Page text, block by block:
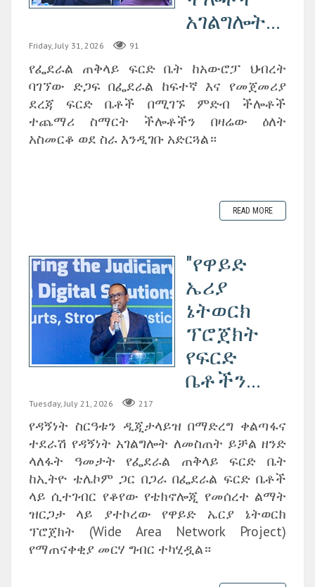
አገልግሎት...
Friday, July 31, 2026 91
የፌደራል ጠቅላይ ፍርድ ቤት ከአውሮፓ ህብረት
ባገኘው ድጋፍ በፌደራል ከፍተኛ እና የመጀመሪያ
ደረጃ ፍርድ ቤቶች በሚገኙ ምድብ ችሎቶች
ተጨማሪ ስማርት ችሎቶችን በዛሬው ዕለት
አስመርቆ ወደ ስራ እንዲገቡ አድርጓል።
READ MORE
"የዋይድ
ኤሪያ
ኔትወርክ
ፕሮጀክት
የፍርድ
ቤቶችን...
Tuesday, July 21, 2026 217
የዳኝነት ስርዓቱን ዲጂታላይዝ በማድረግ ቀልጣፋና
ተደራሽ የዳኝነት አገልግሎት ለመስጠት ይቻል ዘንድ
ላለፋት ዓመታት የፌደራል ጠቅላይ ፍርድ ቤት
ከኢትዮ ቴሌኮም ጋር በጋራ በፌደራል ፍርድ ቤቶች
ላይ ሲተገብር የቆየው የቴክኖሎጂ የመሰረተ ልማት
ዝርጋታ ላይ ያተኮረው የዋይድ ኤርያ ኔትወርክ
ፕሮጀክት (Wide Area Network Project)
የማጠናቀቂያ መርሃ ግብር ተካሂዷል።